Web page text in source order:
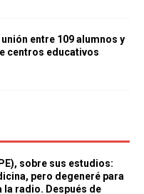
entre 109 alumnos y
centros educativos
sobre sus estudios:
pero degeneré para
radio. Después de